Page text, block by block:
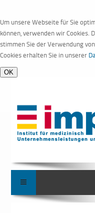
Um unsere Webseite für Sie
können, verwenden wir Cookies.
stimmen Sie der Verwendung
Cookies erhalten Sie in unserer